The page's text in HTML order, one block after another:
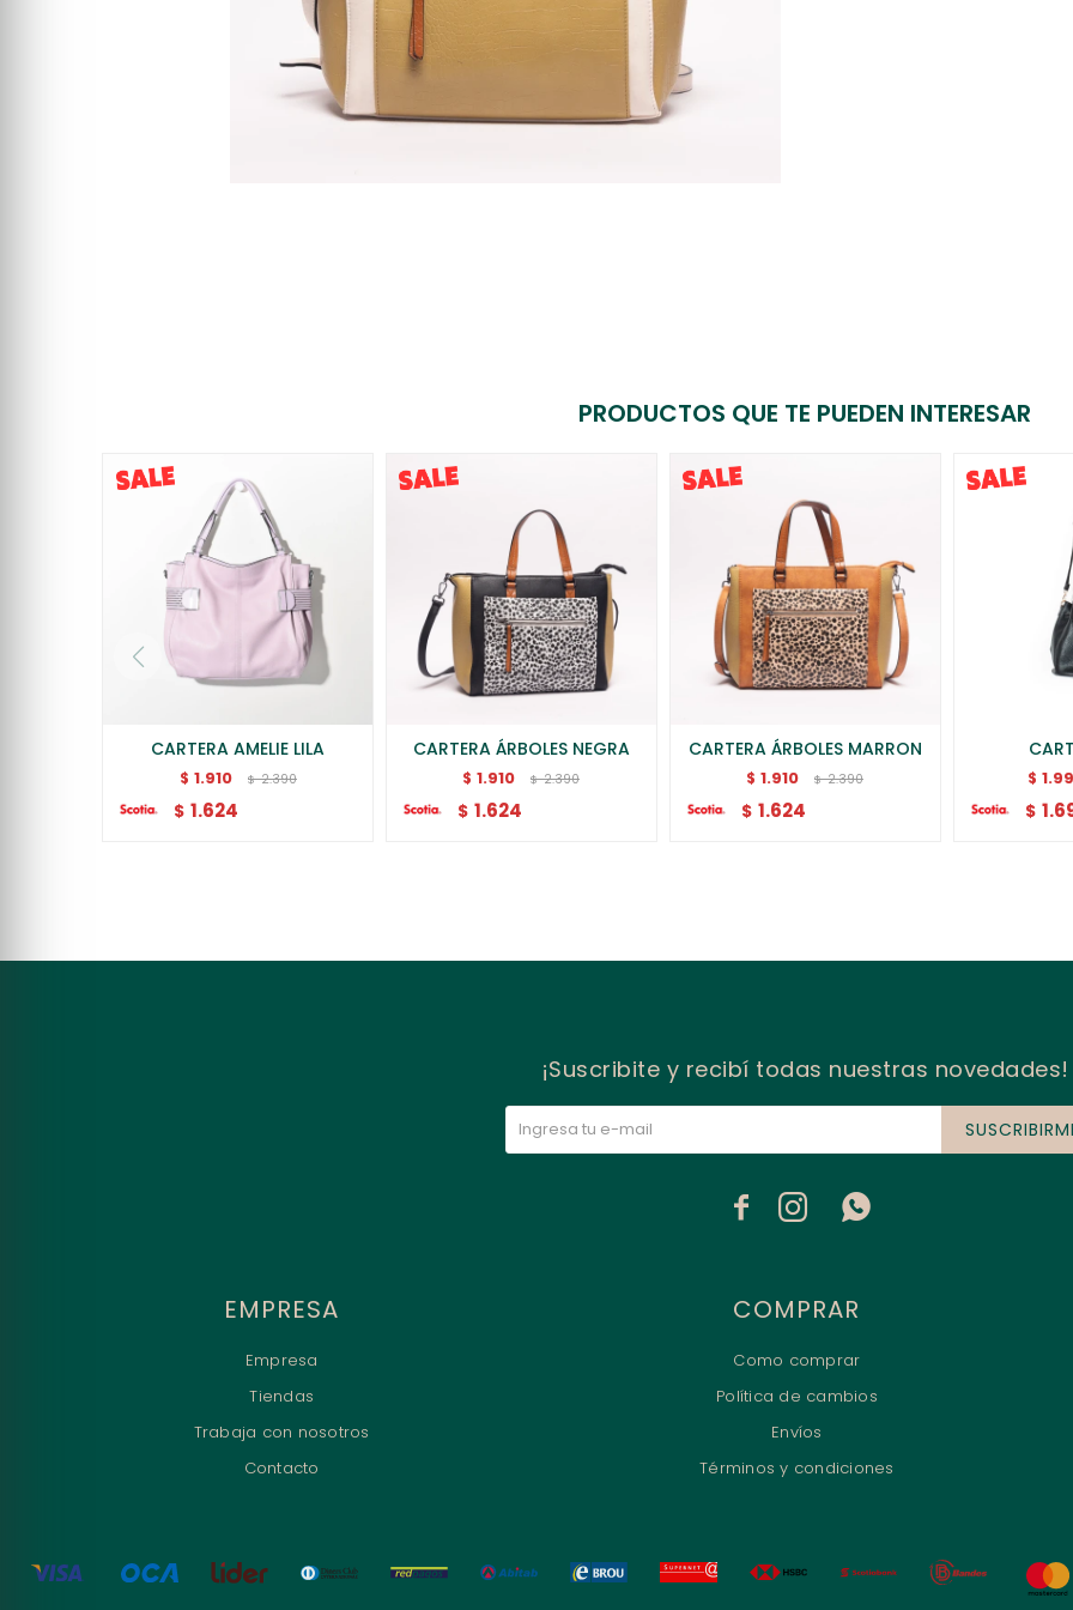
PRODUCTOS QUE TE PUEDEN INTERESAR
CARTERA AMELIE LILA
$ 1.910 $ 2.390
$ 1.624
CARTERA ÁRBOLES NEGRA
$ 1.910 $ 2.390
$ 1.624
CARTERA ÁRBOLES MARRON
$ 1.910 $ 2.390
$ 1.624
$
$
EMPRESA
Empresa
Tiendas
Trabaja con nosotros
Contacto
COMPRAR
Como comprar
Política de cambios
Envíos
Términos y condiciones
¡Suscribite y recibí todas nuestras novedades!
  